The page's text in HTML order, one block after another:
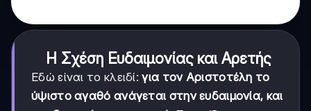
Η Σχέση Ευδαιμονίας και Αρετής
Εδώ είναι το κλειδί:για τον Αριστοτέλη το
ύψιστο αγαθό ανάγεται στην ευδαιμονία, και